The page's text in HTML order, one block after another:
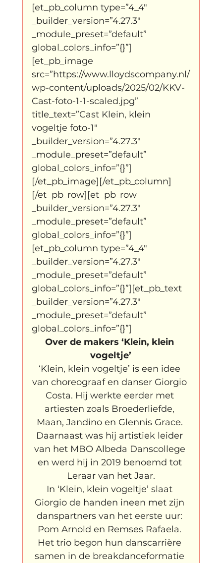
[et_pb_column type=”4_4″
_builder_version=”4.27.3″
_module_preset=”default”
global_colors_info=”{}”]
[et_pb_image
src=”https://www.lloydscompany.nl/
wp-content/uploads/2025/02/KKV-
Cast-foto-1-1-scaled.jpg”
title_text=”Cast Klein, klein
vogeltje foto-1″
_builder_version=”4.27.3″
_module_preset=”default”
global_colors_info=”{}”]
[/et_pb_image][/et_pb_column]
[/et_pb_row][et_pb_row
_builder_version=”4.27.3″
_module_preset=”default”
global_colors_info=”{}”]
[et_pb_column type=”4_4″
_builder_version=”4.27.3″
_module_preset=”default”
global_colors_info=”{}”][et_pb_text
_builder_version=”4.27.3″
_module_preset=”default”
global_colors_info=”{}”]
Over de makers ‘Klein, klein
vogeltje’
‘Klein, klein vogeltje’ is een idee
van choreograaf en danser Giorgio
Costa. Hij werkte eerder met
artiesten zoals Broederliefde,
Maan, Jandino en Glennis Grace.
Daarnaast was hij artistiek leider
van het MBO Albeda Danscollege
en werd hij in 2019 benoemd tot
Leraar van het Jaar.
In ‘Klein, klein vogeltje’ slaat
Giorgio de handen ineen met zijn
danspartners van het eerste uur:
Pom Arnold en Remses Rafaela.
Het trio begon hun danscarrière
samen in de breakdanceformatie